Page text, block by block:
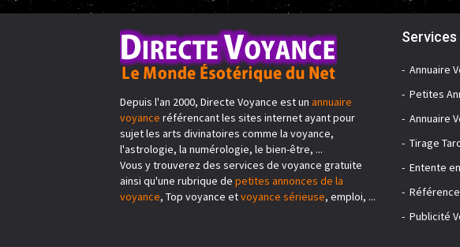
Depuis l'an 2000, Directe Voyance est un annuaire
voyance référencant les sites internet ayant pour
sujet les arts divinatoires comme la voyance,
l'astrologie, la numérologie, le bien-être, ...
Vous y trouverez des services de voyance gratuite
ainsi qu'une rubrique de petites annonces de la
voyance, Top voyance etvoyance sérieuse, emploi, ...
Annuaire
Petites
Annuaire
Tirage
Entente
Publicité